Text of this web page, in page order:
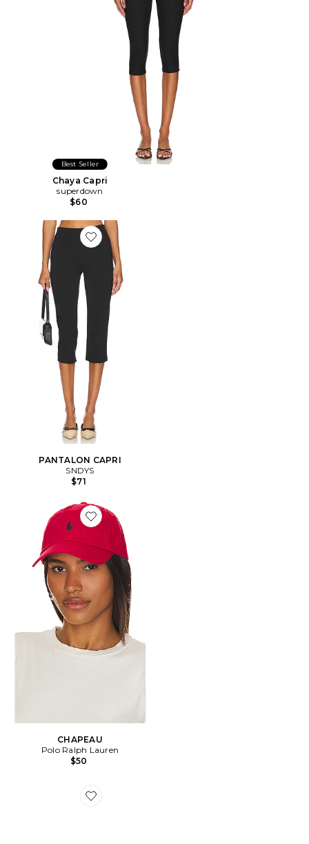
Best Seller
Chaya Capri
superdown
$60
Favorite PANTALON CAPRI
PANTALON CAPRI
SNDYS
$71
Favorite CHAPEAU
CHAPEAU
Polo Ralph Lauren
$50
Favorite BASKETS DE RANDONNÉE XT-6